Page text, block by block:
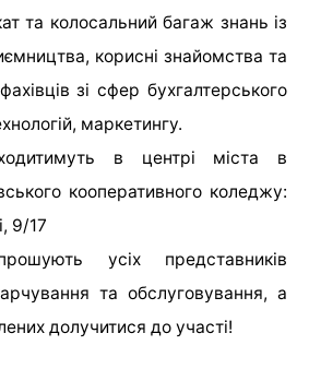
та колосальний багаж знань із
корисні знайомства та
зі сфер бухгалтерського
маркетингу.
в центрі міста в
кооперативного коледжу:
9/17
усіх представників
та обслуговування, а
долучитися до участі!